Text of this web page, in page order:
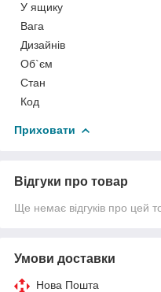
У ящику
Вага
Дизайнів
Об`єм
Стан
Код
Приховати
Відгуки про товар
Ще немає відгуків про цей
Умови доставки
Нова Пошта